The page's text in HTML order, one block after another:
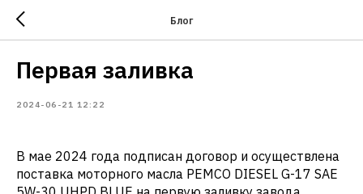
Блог
Первая заливка
2024-06-21 12:22
В мае 2024 года подписан договор и осуществлена
поставка моторного масла PEMCO DIESEL G-17 SAE